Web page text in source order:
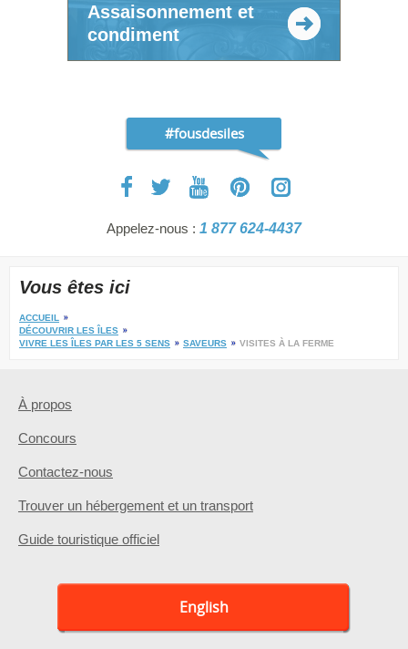
Assaisonnement et
condiment
#fousdesiles
Appelez-nous : 1 877 624-4437
Vous êtes ici
ACCUEIL
DÉCOUVRIR LES ÎLES
VIVRE LES ÎLES PAR LES 5 SENS
SAVEURS VISITES À LA FERME
À propos
Concours
Contactez-nous
Trouver un hébergement et un transport
Guide touristique officiel
English